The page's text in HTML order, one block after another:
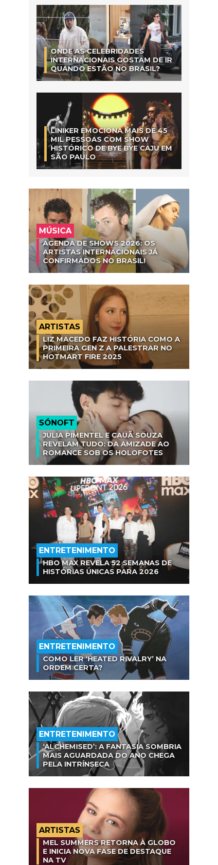
ONDE AS CELEBRIDADES
INTERNACIONAIS GOSTAM DE IR
QUANDO ESTÃO NO BRASIL?
LINIKER EMOCIONA MAIS DE 45
MIL PESSOAS COM SHOW
HISTÓRICO DE BYE BYE CAJU EM
SÃO PAULO
MÚSICA
AGENDA DE SHOWS 2026: OS
ARTISTAS INTERNACIONAIS JÁ
CONFIRMADOS NO BRASIL!
ARTISTAS
LIZ MACEDO FAZ HISTÓRIA COMO A
PRIMEIRA GEN Z A PALESTRAR NO
HOTMART FIRE 2025
SÓNOFT
JULIA PIMENTEL E CAUÃ SOUZA
REVELAM TUDO: DA AMIZADE AO
ROMANCE SOB OS HOLOFOTES
ENTRETENIMENTO
HBO MAX REVELA 52 SEMANAS DE
HISTÓRIAS ÚNICAS PARA 2026
ENTRETENIMENTO
COMO LER ‘HEATED RIVALRY’ NA
ORDEM CERTA?
ENTRETENIMENTO
‘ALCHEMISED’: A FANTASIA SOMBRIA
MAIS AGUARDADA DO ANO CHEGA
PELA INTRÍNSECA
ARTISTAS
MEL SUMMERS RETORNA À GLOBO
E INICIA NOVA FASE DE DESTAQUE
NA TV